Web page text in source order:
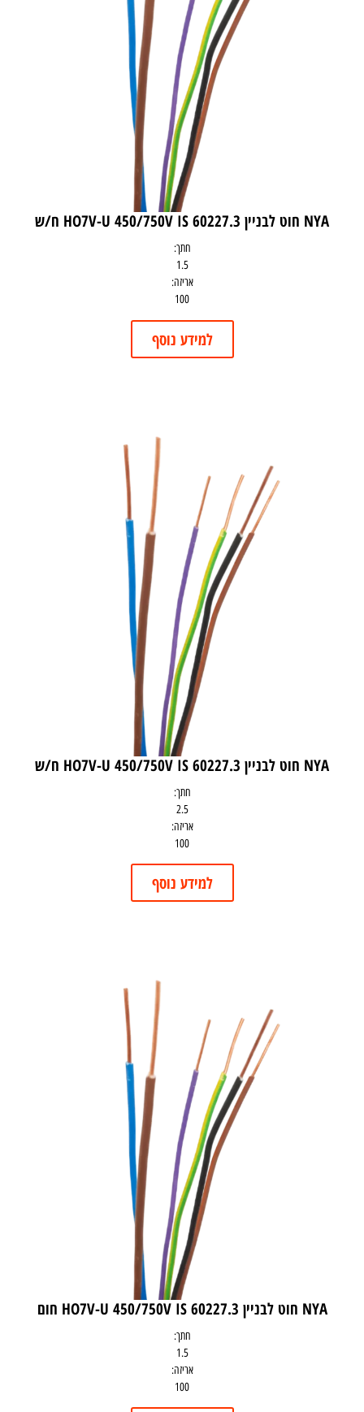
NYA חוט לבניין HO7V-U 450/750V IS 60227.3 ח/ש
חתך:
1.5
אריזה:
100
למידע נוסף
NYA חוט לבניין HO7V-U 450/750V IS 60227.3 ח/ש
חתך:
2.5
אריזה:
100
למידע נוסף
NYA חוט לבניין HO7V-U 450/750V IS 60227.3 חום
חתך:
1.5
אריזה:
100